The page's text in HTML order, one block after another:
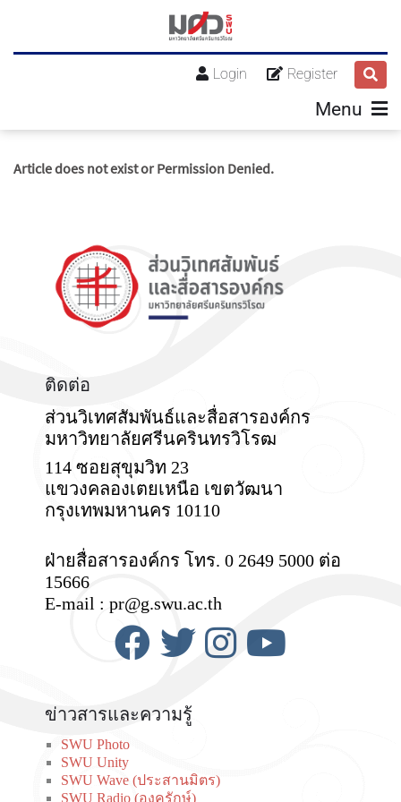
Register
Login
Menu
Article does not exist or Permission Denied.
ติดต่อ
ส่วนวิเทศสัมพันธ์และสื่อสารองค์กร
มหาวิทยาลัยศรีนครินทรวิโรฒ
114 ซอยสุขุมวิท 23
แขวงคลองเตยเหนือ เขตวัฒนา
กรุงเทพมหานคร 10110
ฝ่ายสื่อสารองค์กร โทร. 0 2649 5000 ต่อ
15666
E-mail : pr@g.swu.ac.th
ข่าวสารและความรู้
SWU Photo
SWU Unity
SWU Wave (ประสานมิตร)
SWU Radio (องครักษ์)